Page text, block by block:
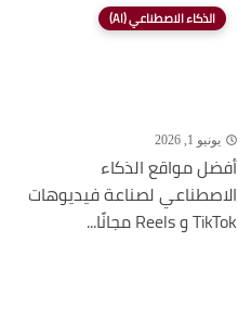
الذكاء الاصطناعي (AI)
يونيو 1, 2026
أفضل مواقع الذكاء
الاصطناعي لصناعة فيديوهات
TikTok و Reels مجانًا...